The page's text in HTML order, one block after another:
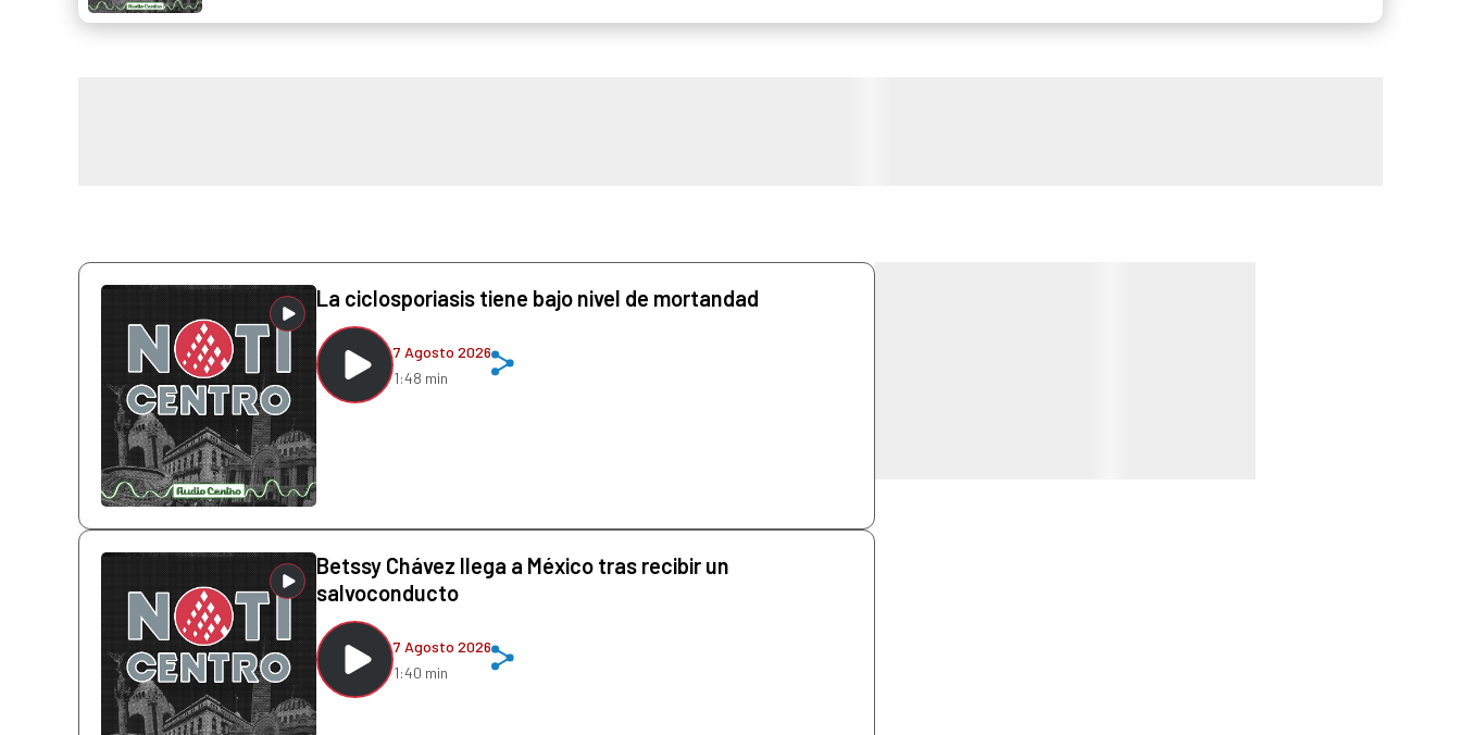
La ciclosporiasis tiene bajo nivel de mortandad
7 Agosto 2026
1:48 min
Betssy Chávez llega a México tras recibir un
salvoconducto
7 Agosto 2026
1:40 min